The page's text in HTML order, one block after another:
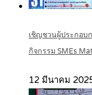
เชิญชวนผู้ประกอบก
กิจกรรม SMEs
12 มีนาคม